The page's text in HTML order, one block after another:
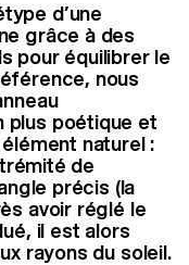
d’une
grâce à des
pour équilibrer le
nous
plus poétique et
naturel :
de
précis (la
avoir réglé le
il est alors
rayons du soleil.